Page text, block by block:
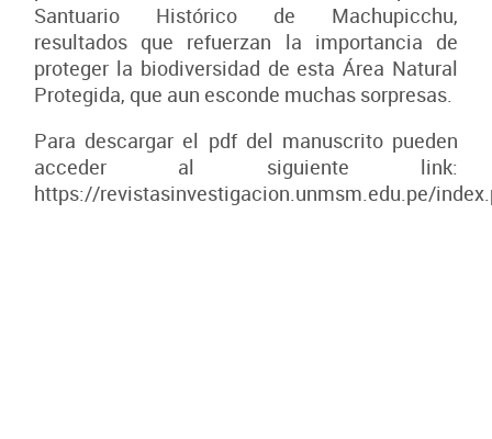
Santuario Histórico de Machupicchu,
resultados que refuerzan la importancia de
proteger la biodiversidad de esta Área Natural
Protegida, que aun esconde muchas sorpresas.
Para descargar el pdf del manuscrito pueden
acceder al siguiente link:
https://revistasinvestigacion.unmsm.edu.pe/